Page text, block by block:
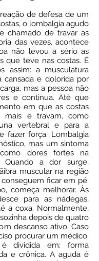
de defesa de um
o lombalgia agudo
chamado de travar as
das vezes, acontece
não levou a sério as
que teve nas costas. É
assim: a musculatura
cansada e dolorida por
mas a pessoa não
e continua. Até que
em que as costas
mais e travam, como
vertebral e para a
fazer força. Lombalgia
mas um sintoma
dores fortes na
Quando a dor surge,
muscular na região
ficar em pé.
começa melhorar. Às
para as nádegas,
a coxa. Normalmente,
depois de quatro
descanso ativo. Caso
procurar um médico.
dividida em: forma
e crônica. A aguda é